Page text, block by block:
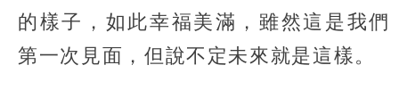
的樣子，如此幸福美滿，雖然這是我們
第一次見面，但說不定未來就是這樣。